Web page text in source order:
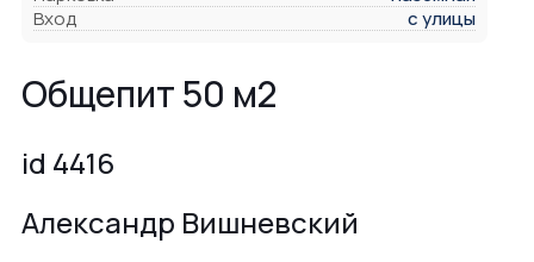
Вход
с улицы
Общепит 50 м2
id 4416
Александр Вишневский